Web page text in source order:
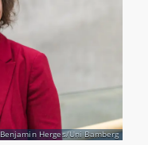
Benjamin Herges/Uni Bamberg